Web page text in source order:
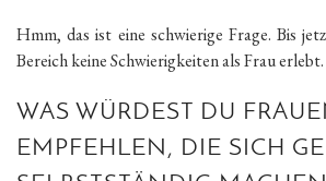
Hmm, das ist eine schwierige Frage. Bis
Bereich keine Schwierigkeiten als Frau erlebt.
WAS WÜRDEST DU
EMPFEHLEN, DIE SICH